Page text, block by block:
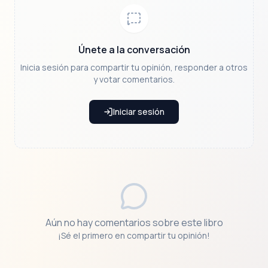
del Imperio Británico y el Premio Hans Christian
Únete a la conversación
Inicia sesión para compartir tu opinión, responder a otros
y votar comentarios.
Iniciar sesión
Aún no hay comentarios sobre este libro
¡Sé el primero en compartir tu opinión!